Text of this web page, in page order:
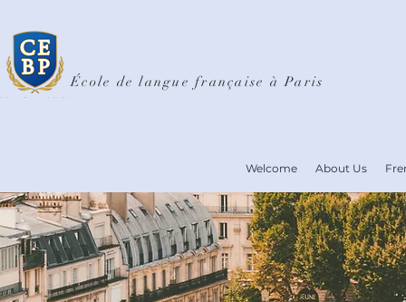
École de langue française à Paris
Welcome About Us